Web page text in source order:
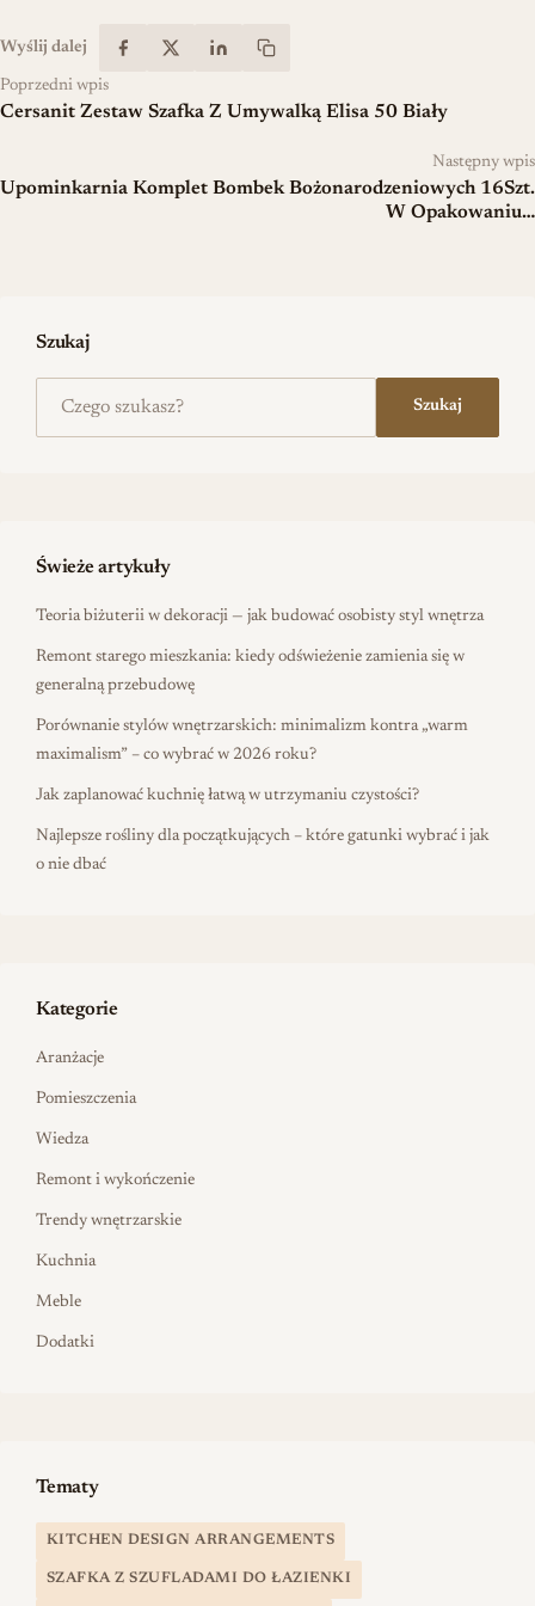
Wyślij dalej
Poprzedni wpis
Cersanit Zestaw Szafka Z Umywalką Elisa 50 Biały
Następny wpis
Upominkarnia Komplet Bombek Bożonarodzeniowych 16Szt.
W Opakowaniu…
Szukaj
Szukaj
Świeże artykuły
Teoria biżuterii w dekoracji — jak budować osobisty styl wnętrza
Remont starego mieszkania: kiedy odświeżenie zamienia się w
generalną przebudowę
Porównanie stylów wnętrzarskich: minimalizm kontra „warm
maximalism” – co wybrać w 2026 roku?
Jak zaplanować kuchnię łatwą w utrzymaniu czystości?
Najlepsze rośliny dla początkujących – które gatunki wybrać i jak
o nie dbać
Kategorie
Aranżacje
Pomieszczenia
Wiedza
Remont i wykończenie
Trendy wnętrzarskie
Kuchnia
Meble
Dodatki
Tematy
KITCHEN DESIGN ARRANGEMENTS
SZAFKA Z SZUFLADAMI DO ŁAZIENKI